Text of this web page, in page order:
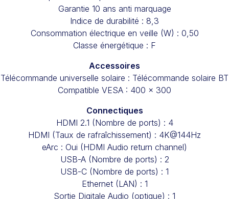
Garantie 10 ans anti marquage
Indice de durabilité : 8,3
Consommation électrique en veille (W) : 0,50
Classe énergétique : F
Accessoires
Télécommande universelle solaire : Télécommande solaire BT
Compatible VESA : 400 x 300
Connectiques
HDMI 2.1 (Nombre de ports) : 4
HDMI (Taux de rafraîchissement) : 4K@144Hz
eArc : Oui (HDMI Audio return channel)
USB-A (Nombre de ports) : 2
USB-C (Nombre de ports) : 1
Ethernet (LAN) : 1
Sortie Digitale Audio (optique) : 1